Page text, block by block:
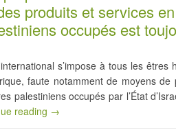
produits et services
occupés est
s’impose à tous les
faute notamment de moyens de
palestiniens occupés par l’État
reading →